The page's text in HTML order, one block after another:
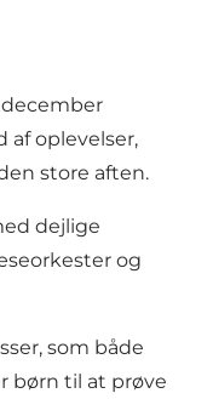
af oplevelser,
store aften.
dejlige
og
som både
børn til at prøve